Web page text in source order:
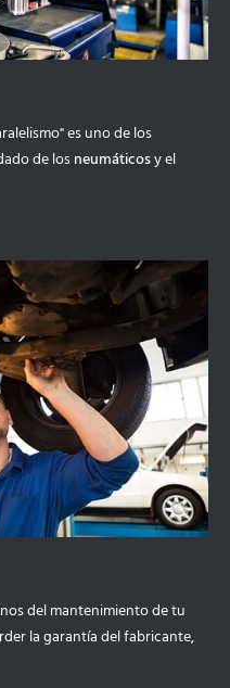
es uno de los
de losneumáticosy el
del mantenimiento de tu
la garantía del fabricante,